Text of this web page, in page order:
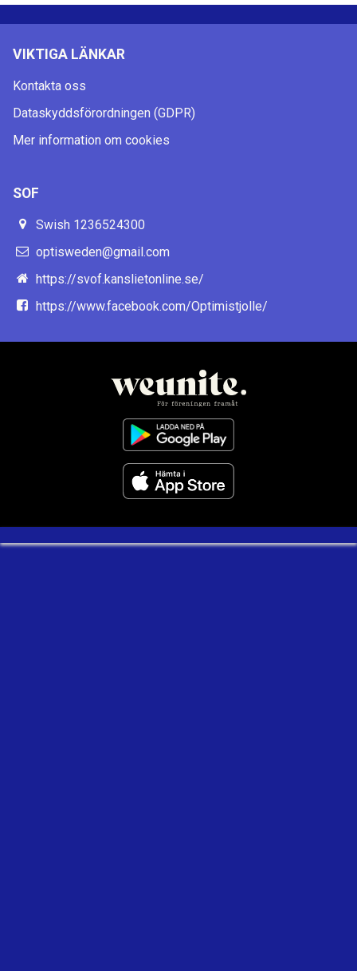
VIKTIGA LÄNKAR
Kontakta oss
Dataskyddsförordningen (GDPR)
Mer information om cookies
SOF
Swish 1236524300
optisweden@gmail.com
https://svof.kanslietonline.se/
https://www.facebook.com/Optimistjolle/